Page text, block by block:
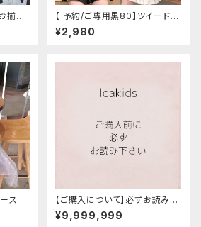
揃い
【 予約/ご専用黒80】ツイード風
ノースリーブワンピース
¥2,980
ス
【ご購入について】必ずお読みく
ださい /インポート子供服 /海外
子供服/韓国子供服
¥9,999,999